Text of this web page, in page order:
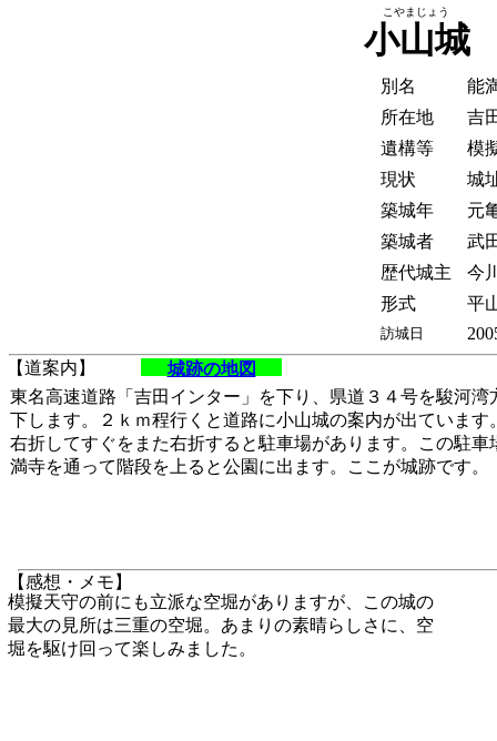
城跡の地図
小山城
別名
能
所在地
吉
遺構等
模
現状
城
築城年
元
築城者
武
歴代城主
今
形式
平
訪城日
【道案内】
【感想・メモ】
こやまじょう
東名高速道路「吉田インター」を下り、県道３４号を駿河湾
下します。２ｋｍ程行くと道路に小山城の案内が出ています
右折してすぐをまた右折すると駐車場があります。この駐車
満寺を通って階段を上ると公園に出ます。ここが城跡です。
模擬天守の前にも立派な空堀がありますが、この城の
最大の見所は三重の空堀。あまりの素晴らしさに、空
堀を駆け回って楽しみました。